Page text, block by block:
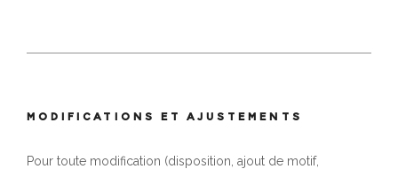
MODIFICATIONS ET AJUSTEMENTS
Pour toute modification (disposition, ajout de motif,